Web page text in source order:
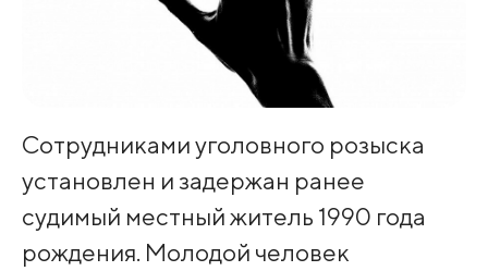
Сотрудниками уголовного розыска
установлен и задержан ранее
судимый местный житель 1990 года
рождения. Молодой человек